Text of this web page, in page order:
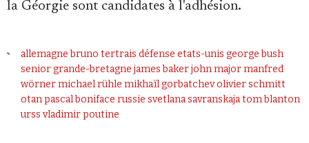
la Géorgie sont candidates à l'adhésion.
allemagne bruno tertrais défense etats-unis george bush
seniorgrande-bretagne james bakerjohn majormanfred
wörnermichael rühle mikhaïl gorbatchevolivier schmitt
otanpascal boniface russie svetlana savranskajatom blanton
urss vladimir poutine